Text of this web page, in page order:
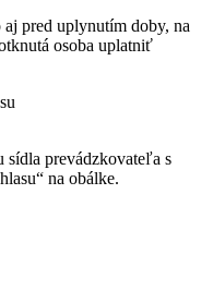
pred uplynutím doby, na
osoba uplatniť
sídla prevádzkovateľa s
na obálke.